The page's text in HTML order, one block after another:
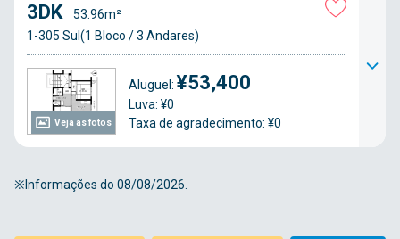
Veja as fotos
3DK
53.96m²
1-305 Sul(1 Bloco / 3 Andares)
Aluguel: ¥53,400
Luva: ¥0
Taxa de agradecimento: ¥0
※Informações do 08/08/2026.